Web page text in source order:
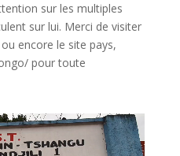
sur les multiples
sur lui. Merci de visiter
ou encore le site pays,
pour toute